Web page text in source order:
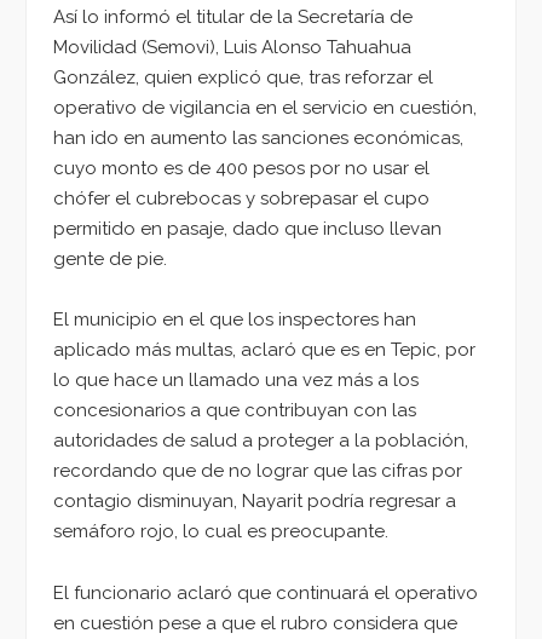
Así lo informó el titular de la Secretaría de
Movilidad (Semovi), Luis Alonso Tahuahua
González, quien explicó que, tras reforzar el
operativo de vigilancia en el servicio en cuestión,
han ido en aumento las sanciones económicas,
cuyo monto es de 400 pesos por no usar el
chófer el cubrebocas y sobrepasar el cupo
permitido en pasaje, dado que incluso llevan
gente de pie.
El municipio en el que los inspectores han
aplicado más multas, aclaró que es en Tepic, por
lo que hace un llamado una vez más a los
concesionarios a que contribuyan con las
autoridades de salud a proteger a la población,
recordando que de no lograr que las cifras por
contagio disminuyan, Nayarit podría regresar a
semáforo rojo, lo cual es preocupante.
El funcionario aclaró que continuará el operativo
en cuestión pese a que el rubro considera que